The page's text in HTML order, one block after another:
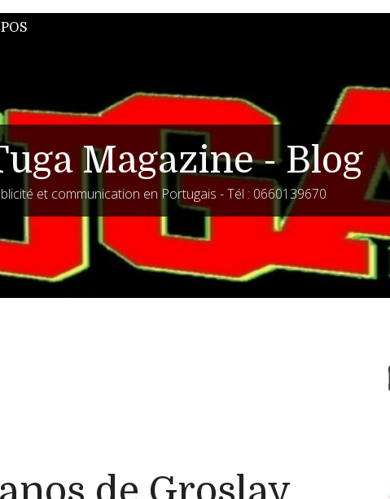
Magazine - Blog
et communication en Portugais - Tél : 0660139670